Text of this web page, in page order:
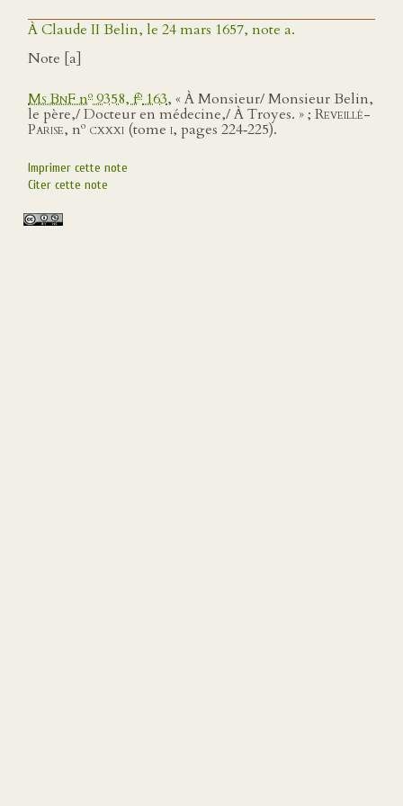
À Claude II Belin, le 24 mars 1657, note a.
Note [a]
Ms BnFno9358, fo163, « À Monsieur/ Monsieur Belin,
le père,/ Docteur en médecine,/ À Troyes. » ; Reveillé-
Parise, no cxxxi (tome i, pages 224‑225).
Imprimer cette note
Citer cette note